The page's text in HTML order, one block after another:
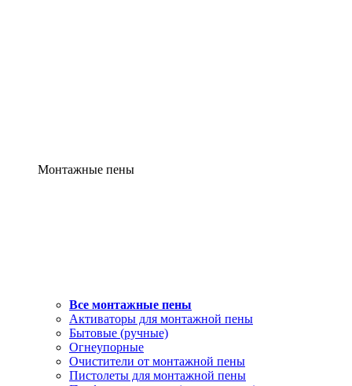
Монтажные пены
Все монтажные пены
Активаторы для монтажной пены
Бытовые (ручные)
Огнеупорные
Очистители от монтажной пены
Пистолеты для монтажной пены